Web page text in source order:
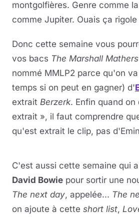
montgolfières. Genre comme
comme Jupiter. Ouais ça
Donc cette semaine vous
vos bacs The Marshall
nommé MMLP2 parce qu'on
temps si on peut en gagner) d'
extrait Berzerk. Enfin quand
extrait », il faut comprendre
qu'est extrait le clip, pas
YouTube · le lecteur se
C'est aussi cette semaine qui
David Bowie pour sortir une
The next day, appelée... The
on ajoute à cette short list,